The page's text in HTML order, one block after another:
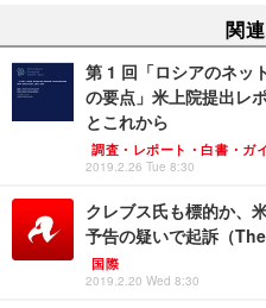
関
第 1 回「ロシアのネッ
の要点」米上院提出レ
とこれから
調査・レポート・白書・ガ
2019.2.26 Tue 8:30
クレブス氏も標的か、
予告の疑いで起訴（
国際
2019.2.20 Wed 8:30